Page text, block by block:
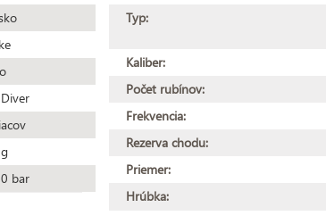
bar
Typ:
Kaliber:
Počet rubínov:
Frekvencia:
Rezerva chodu:
Priemer:
Hrúbka: